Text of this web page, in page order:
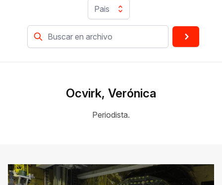
Pais
Ocvirk, Verónica
Periodista.